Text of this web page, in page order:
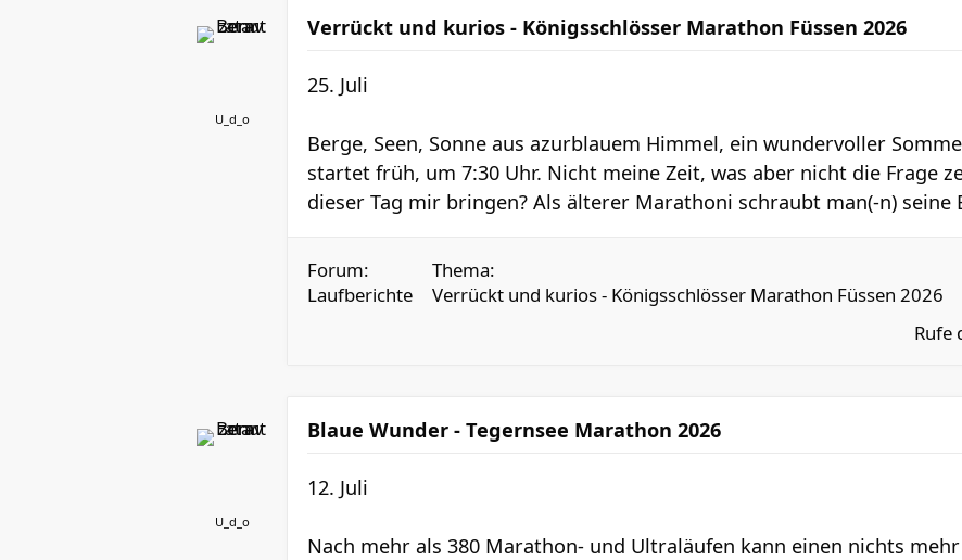
U_d_o
Verrückt und kurios - Königsschlösser Marathon Füssen 2026
25. Juli
Berge, Seen, Sonne aus azurblauem Himmel, ein wundervoller
startet früh, um 7:30 Uhr. Nicht meine Zeit, was aber nicht die Frage
dieser Tag mir bringen? Als älterer Marathoni schraubt man(-n)
Forum:
Laufberichte
Thema:
Verrückt und kurios - Königsschlösser Marathon Füssen 2026
Rufe
U_d_o
Blaue Wunder - Tegernsee Marathon 2026
12. Juli
Nach mehr als 380 Marathon- und Ultraläufen kann einen nichts